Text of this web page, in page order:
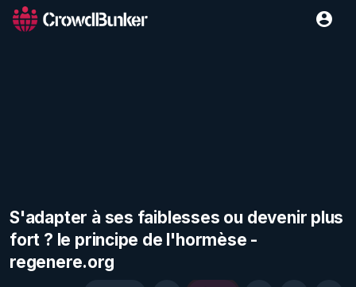
S'adapter à ses faiblesses ou devenir plus
fort ? le principe de l'hormèse -
regenere.org